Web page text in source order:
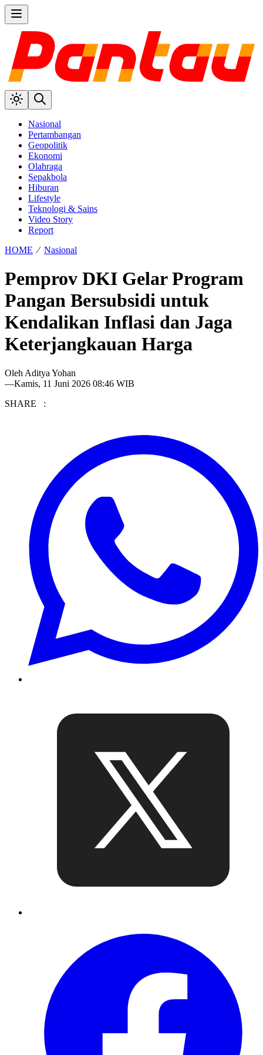
Nasional
Pertambangan
Geopolitik
Ekonomi
Olahraga
Sepakbola
Hiburan
Lifestyle
Teknologi & Sains
Video Story
Report
HOME ⁄ Nasional
Pemprov DKI Gelar Program
Pangan Bersubsidi untuk
Kendalikan Inflasi dan Jaga
Keterjangkauan Harga
Oleh Aditya Yohan
—Kamis, 11 Juni 2026 08:46 WIB
SHARE :